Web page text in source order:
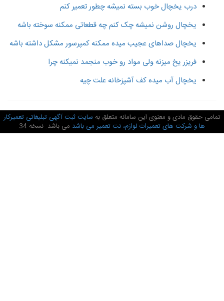
درب یخچال خوب بسته نمیشه چطور تعمیر کنم
یخچال روشن نمیشه چک کنم چه قطعاتی ممکنه سوخته باشه
یخچال صداهای عجیب میده ممکنه کمپرسور مشکل داشته باشه
فریزر یخ میزنه ولی مواد رو خوب منجمد نمیکنه چرا
یخچال آب میده کف آشپزخانه علت چیه
حقوق مادی و معنوی این سامانه متعلق به سایت ثبت آگهی تبلیغاتی تعمیرکار
ها و شرکت های تعمیرات لوازم، نت تعمیر می باشدمی باشد. نسخه 34